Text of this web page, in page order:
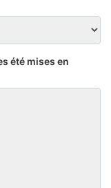
été mises en